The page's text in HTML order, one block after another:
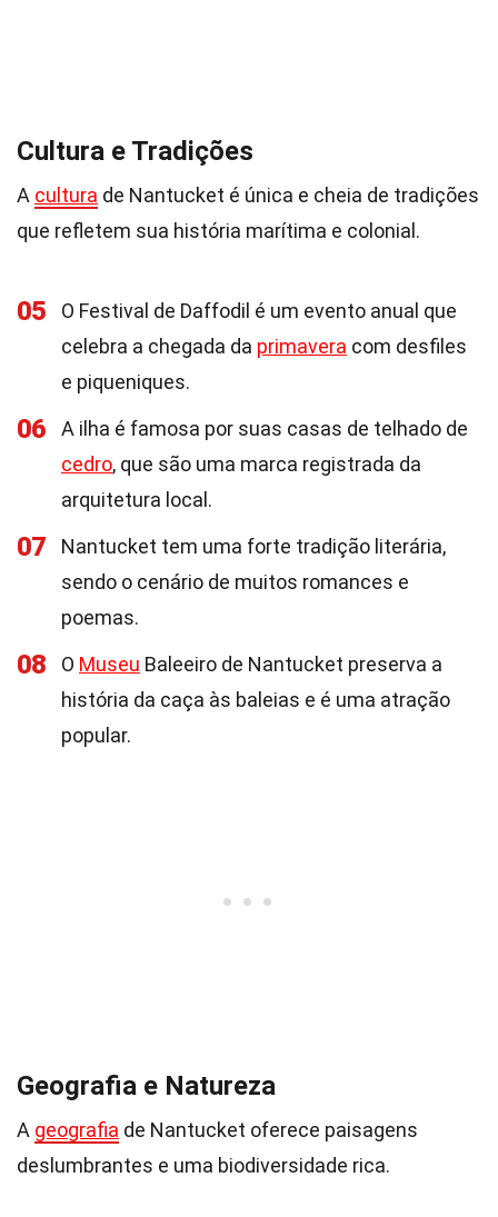
Cultura e Tradições
A cultura de Nantucket é única e cheia de tradições
que refletem sua história marítima e colonial.
05
O Festival de Daffodil é um evento anual que
celebra a chegada da primavera com desfiles
e piqueniques.
06
A ilha é famosa por suas casas de telhado de
cedro, que são uma marca registrada da
arquitetura local.
07
Nantucket tem uma forte tradição literária,
sendo o cenário de muitos romances e
poemas.
08 O Museu Baleeiro de Nantucket preserva a
história da caça às baleias e é uma atração
popular.
Geografia e Natureza
A geografia de Nantucket oferece paisagens
deslumbrantes e uma biodiversidade rica.